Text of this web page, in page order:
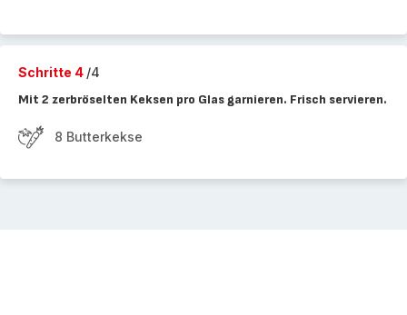
Schritte 4 /4
Mit 2 zerbröselten Keksen pro Glas garnieren. Frisch servieren.
8 Butterkekse